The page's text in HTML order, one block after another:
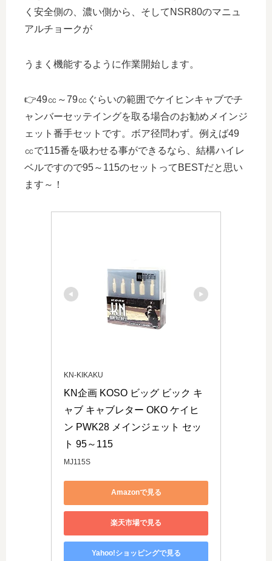
く安全側の、濃い側から、そしてNSR80のマニュ
アルチョークが
うまく機能するように作業開始します。
👉49㏄～79㏄ぐらいの範囲でケイヒンキャブでチ
ャンバーセッテイングを取る場合のお勧めメインジ
ェット番手セットです。ボア径問わず。例えば49
㏄で115番を吸わせる事ができるなら、結構ハイレ
ベルですので95～115のセットってBESTだと思い
ます～！
KN-KIKAKU
KN企画 KOSO ビッグ ビック キ
ャブ キャブレター OKO ケイヒ
ン PWK28 メインジェット セッ
ト 95～115
MJ115S
Amazonで見る
楽天市場で見る
Yahoo!ショッピングで見る